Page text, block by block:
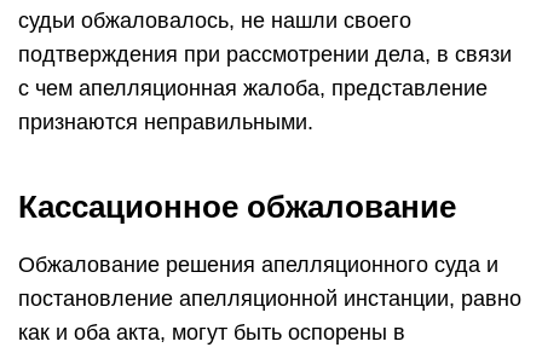
судьи обжаловалось, не нашли своего
подтверждения при рассмотрении дела, в связи
с чем апелляционная жалоба, представление
признаются неправильными.
Кассационное обжалование
Обжалование решения апелляционного суда и
постановление апелляционной инстанции, равно
как и оба акта, могут быть оспорены в